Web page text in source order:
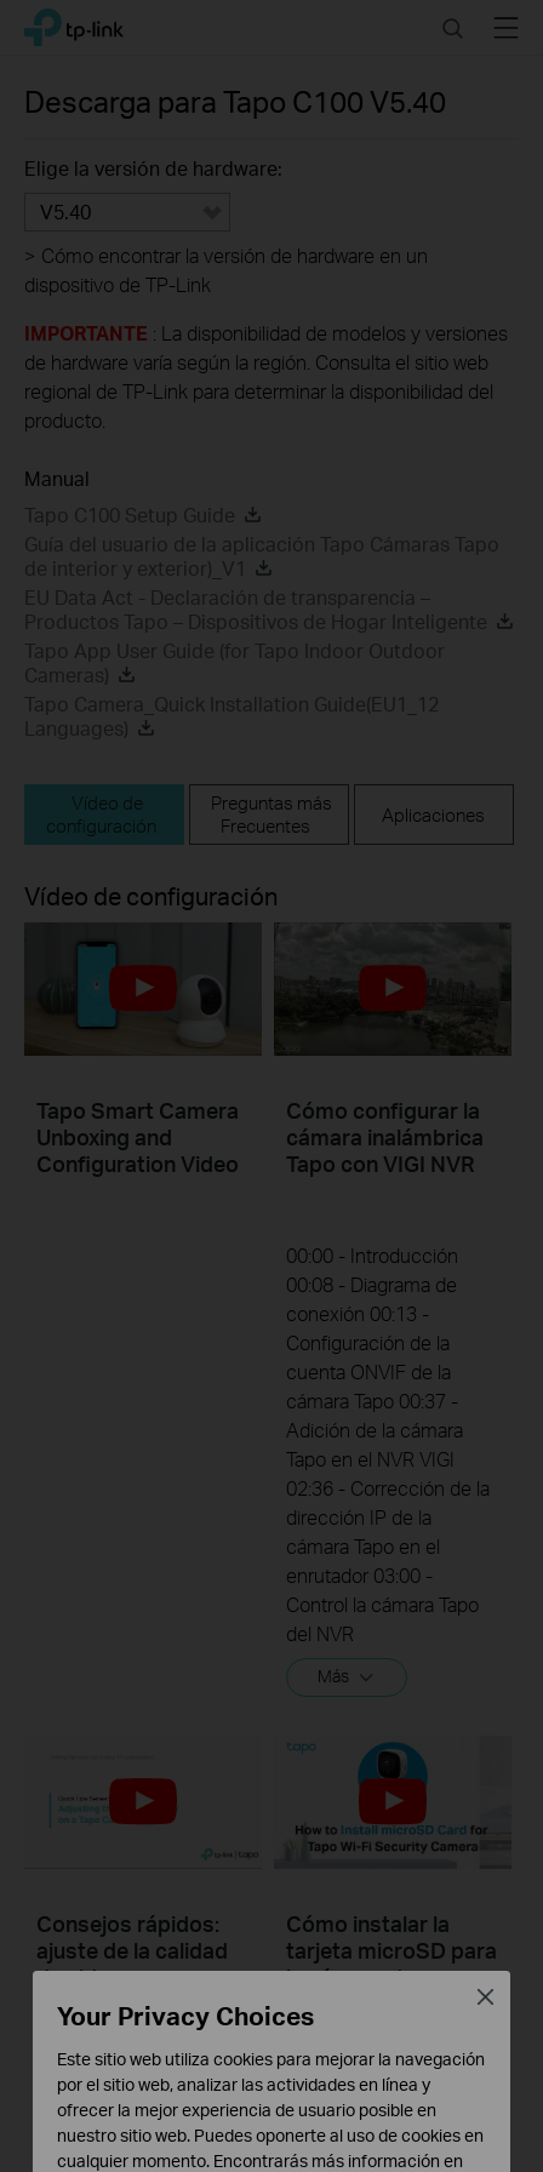
Click
navigation
TP-Link, Reliably Smart SearchMenu
Descarga para Tapo C100 V5.40
Elige la versión de hardware:
V5.40
> Cómo encontrar la versión de hardware en un
dispositivo de TP-Link
IMPORTANTE : La disponibilidad de modelos y versiones
de hardware varía según la región. Consulta el sitio web
regional de TP-Link para determinar la disponibilidad del
producto.
Manual
Tapo C100 Setup Guide
Guía del usuario de la aplicación Tapo Cámaras Tapo
de interior y exterior)_V1
EU Data Act - Declaración de transparencia –
Productos Tapo – Dispositivos de Hogar Inteligente
Tapo App User Guide (for Tapo Indoor Outdoor
Cameras)
Tapo Camera_Quick Installation Guide(EU1_12
Languages)
Vídeo de
configuración
Preguntas más
Frecuentes
Aplicaciones
Vídeo de configuración
Tapo Smart Camera
Unboxing and
Configuration Video
Cómo configurar la
cámara inalámbrica
Tapo con VIGI NVR
00:00 - Introducción
00:08 - Diagrama de
conexión 00:13 -
Configuración de la
cuenta ONVIF de la
cámara Tapo 00:37 -
Adición de la cámara
Tapo en el NVR VIGI
02:36 - Corrección de la
dirección IP de la
cámara Tapo en el
enrutador 03:00 -
Control la cámara Tapo
del NVR
Más
Consejos rápidos:
ajuste de la calidad
de video en una
cámara Tapo
Un video de la serie de
videos de consejos
rápidos de TP-Link que
Cómo instalar la
tarjeta microSD para
la cámara de
Tapo C100/Tapo
C110/ TC60
Your Privacy Choices
Este sitio web utiliza cookies para mejorar la navegación
por el sitio web, analizar las actividades en línea y
ofrecer la mejor experiencia de usuario posible en
nuestro sitio web. Puedes oponerte al uso de cookies en
cualquier momento. Encontrarás más información en
Close